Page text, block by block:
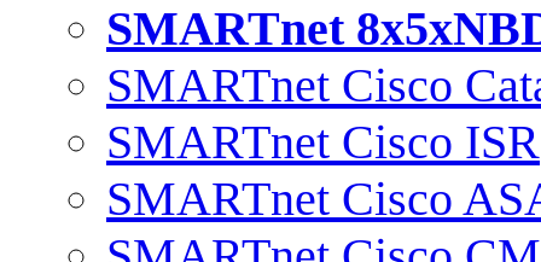
SMARTnet
SMARTnet Cisco
SMARTnet Cisco ISR
SMARTnet Cisco